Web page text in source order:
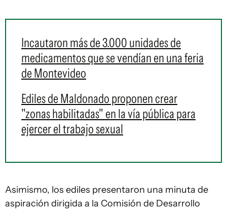
Incautaron más de 3.000 unidades de
medicamentos que se vendían en una feria
de Montevideo
Ediles de Maldonado proponen crear
"zonas habilitadas" en la vía pública para
ejercer el trabajo sexual
Asimismo, los ediles presentaron una minuta de
aspiración dirigida a la Comisión de Desarrollo